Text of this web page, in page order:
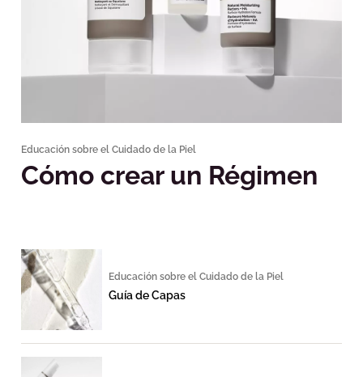
Educación sobre el Cuidado de la Piel
Cómo crear un Régimen
Educación sobre el Cuidado de la Piel
Guía de Capas